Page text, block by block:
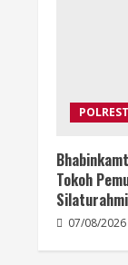
Tokoh
Silaturahmi
07/08/2026